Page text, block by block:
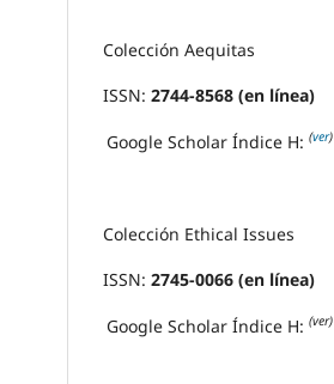
Colección Aequitas
ISSN: 2744-8568 (en línea)
Google Scholar Índice H: (ver)
Colección Ethical Issues
ISSN: 2745-0066 (en línea)
Google Scholar Índice H: (ver)